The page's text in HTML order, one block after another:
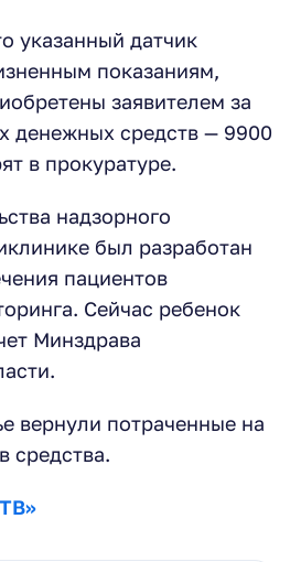
указанный датчик
показаниям,
заявителем за
денежных средств — 9900
в прокуратуре.
надзорного
был разработан
пациентов
Сейчас ребенок
Минздрава
вернули потраченные на
средства.